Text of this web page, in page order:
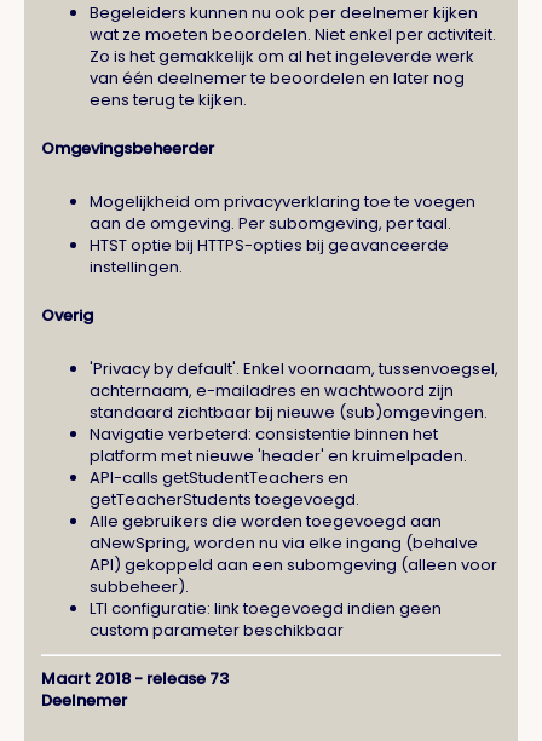
Begeleiders kunnen nu ook per deelnemer kijken
wat ze moeten beoordelen. Niet enkel per activiteit.
Zo is het gemakkelijk om al het ingeleverde werk
van één deelnemer te beoordelen en later nog
eens terug te kijken.
Omgevingsbeheerder
Mogelijkheid om privacyverklaring toe te voegen
aan de omgeving. Per subomgeving, per taal.
HTST optie bij HTTPS-opties bij geavanceerde
instellingen.
Overig
'Privacy by default'. Enkel voornaam, tussenvoegsel,
achternaam, e-mailadres en wachtwoord zijn
standaard zichtbaar bij nieuwe (sub)omgevingen.
Navigatie verbeterd: consistentie binnen het
platform met nieuwe 'header' en kruimelpaden.
API-calls getStudentTeachers en
getTeacherStudents toegevoegd.
Alle gebruikers die worden toegevoegd aan
aNewSpring, worden nu via elke ingang (behalve
API) gekoppeld aan een subomgeving (alleen voor
subbeheer).
LTI configuratie: link toegevoegd indien geen
custom parameter beschikbaar
Maart 2018 - release 73
Deelnemer